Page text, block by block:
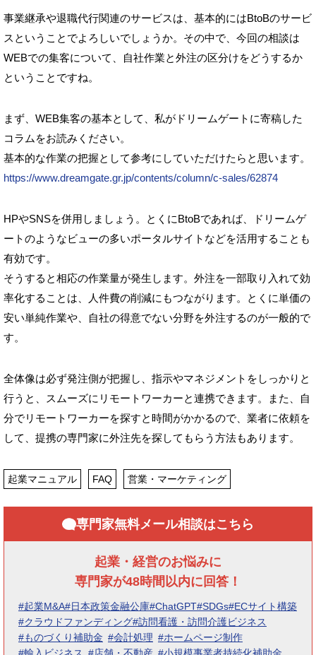
事業継承や退職代行関連のサービスは、基本的にはBtoBのサービ
スということでよろしいでしょうか。その中で、今回の相談は
WEBでの集客について、自社作業と外注の区分けをどうするか
ということですね。
まず、WEB集客の基本として、私がドリームゲートに寄稿した
コラムをお読みください。
基本的な作業の把握として参考にしていただけたらと思います。
https://www.dreamgate.gr.jp/contents/column/c-sales/62874
HPやSNSを併用しましょう。とくにBtoBであれば、ドリームゲ
ートのようなビューの多いポータルサイトなどを活用することも
有効です。
そうすると相応の作業量が発生します。外注を一部取り入れて効
率化することは、人件費の削減にもつながります。とくに単価の
安い単純作業や、自社の得意でない分野を外注するのが一般的で
す。
全体像は必ず発注側が把握し、指示やマネジメントをしっかりと
行うと、スムーズにリモートワーカーと連携できます。また、自
分でリモートワーカーを探すと時間がかかるので、業者に依頼を
して、提携の専門家に外注先を探してもらう方法もあります。
起業マニュアル FAQ 営業・マーケティング
専門家無料メール相談はこちら
起業・経営のお悩みに
専門家が48時間以内に回答！
#起業M&A#日本政策金融公庫#ChatGPT#SDGs#ECサイト構築
#クラウドファンディング#訪問看護・訪問介護ビジネス
#ものづくり補助金 #会計処理 #ホームページ制作